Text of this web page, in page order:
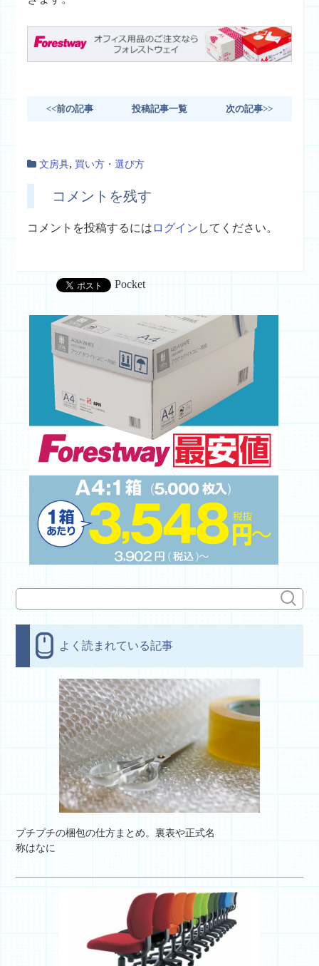
<<前の記事 投稿記事一覧 次の記事>>
文房具, 買い方・選び方
コメントを残す
コメントを投稿するには ログイン してください。
Pocket
よく読まれている記事
プチプチの梱包の仕方まとめ。裏表や正式名
称はなに